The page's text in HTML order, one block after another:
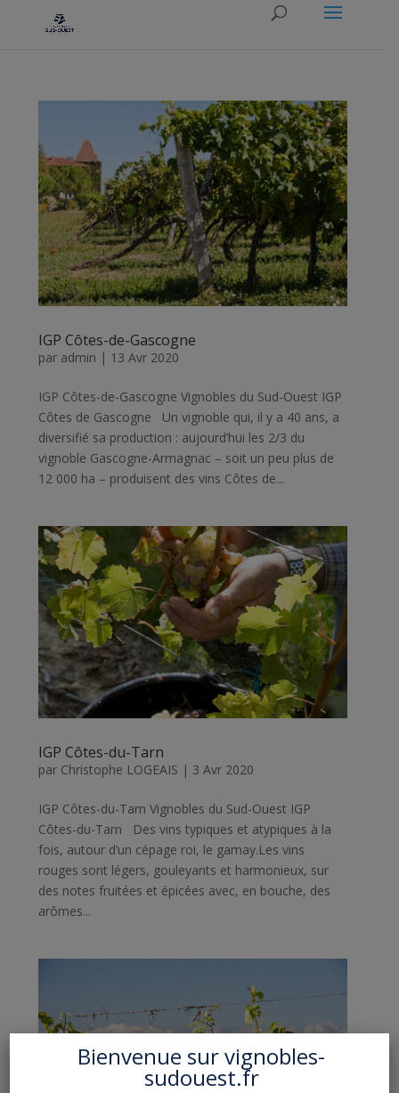
IGP Côtes-de-Gascogne
par admin | 13 Avr 2020
IGP Côtes-de-Gascogne Vignobles du Sud-Ouest IGP
Côtes de Gascogne Un vignoble qui, il y a 40 ans, a
diversifié sa production : aujourd’hui les 2/3 du
vignoble Gascogne-Armagnac – soit un peu plus de
12 000 ha – produisent des vins Côtes de...
IGP Côtes-du-Tarn
par Christophe LOGEAIS | 3 Avr 2020
IGP Côtes-du-Tarn Vignobles du Sud-Ouest IGP
Côtes-du-Tarn Des vins typiques et atypiques à la
fois, autour d’un cépage roi, le gamay.Les vins
rouges sont légers, gouleyants et harmonieux, sur
des notes fruitées et épicées avec, en bouche, des
arômes...
Bienvenue survignobles-
sudouest.fr